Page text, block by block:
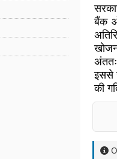
बैंक
इससे
की